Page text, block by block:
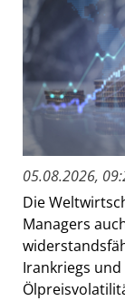
05.08.2026,
Die
Managers
Irankriegs